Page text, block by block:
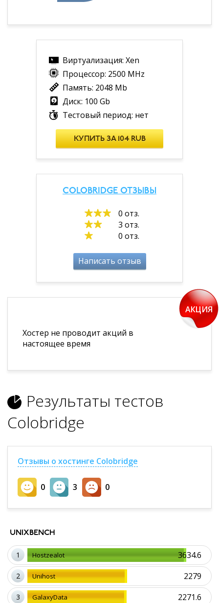
Виртуализация: Xen
Процессор: 2500 MHz
Память: 2048 Mb
Диск: 100 Gb
Тестовый период: нет
КУПИТЬ ЗА 104 RUB
COLOBRIDGE ОТЗЫВЫ
0 отз.
3 отз.
0 отз.
Написать отзыв
АКЦИЯ
Хостер не проводит акций в
настоящее время
Результаты тестов
Colobridge
Отзывы о хостинге Colobridge
0 3 0
UNIXBENCH
1 3634.6
Hostzealot
2 2279
Unihost
3 2271.6
GalaxyData